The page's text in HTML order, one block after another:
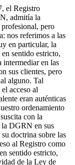
el Registro
admitía la
pero
nos referimos a las
en particular, la
sentido estricto,
intermediar en las
sus clientes, pero
alguno. Tal
acceso al
eran auténticas
ordenamiento
con la
DGRN en sus
doctrina sobre las
al Registro como
sentido estricto,
de la Ley de